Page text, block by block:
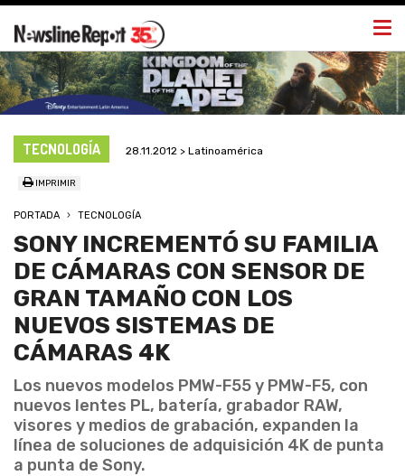
TECNOLOGÍA 28.11.2012 > Latinoamérica
IMPRIMIR
PORTADA TECNOLOGÍA
SONY INCREMENTÓ SU FAMILIA
DE CÁMARAS CON SENSOR DE
GRAN TAMAÑO CON LOS
NUEVOS SISTEMAS DE
CÁMARAS 4K
Los nuevos modelos PMW-F55 y PMW-F5, con
nuevos lentes PL, batería, grabador RAW,
visores y medios de grabación, expanden la
línea de soluciones de adquisición 4K de punta
a punta de Sony.